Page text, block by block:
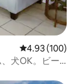
レビュー100
4.93 (100)
犬OK。ビー